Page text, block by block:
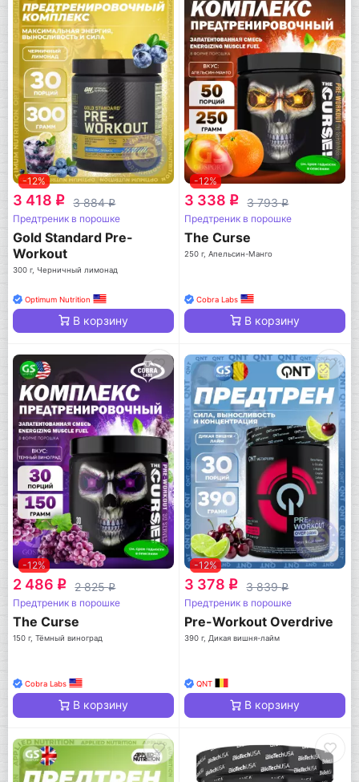
-12%
3 418 q 3 884q
Предтреник в порошке
Gold Standard Pre-
Workout
300 г, Черничный лимонад
Optimum Nutrition
В корзину
-12%
3 338 q 3 793q
Предтреник в порошке
The Curse
250 г, Апельсин-Манго
Cobra Labs
В корзину
-12%
2 486 q 2 825q
Предтреник в порошке
The Curse
150 г, Тёмный виноград
Cobra Labs
В корзину
-12%
3 378 q 3 839q
Предтреник в порошке
Pre-Workout Overdrive
390 г, Дикая вишня-лайм
QNT
В корзину